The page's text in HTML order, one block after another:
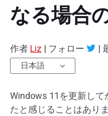
なる場合
作者 Liz | フォロー |
日本語
Windows 11を更新して
たと感じることはあり